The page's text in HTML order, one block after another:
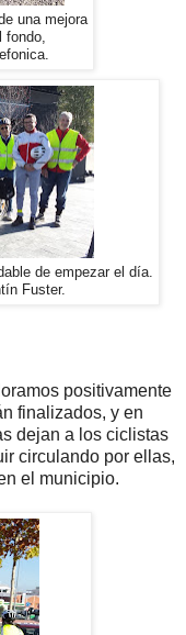
una mejora
fondo,
de empezar el día.
Fuster.
positivamente
finalizados, y en
dejan a los ciclistas
circulando por ellas,
el municipio.